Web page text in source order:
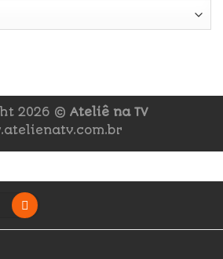
2026 © Ateliê na TV